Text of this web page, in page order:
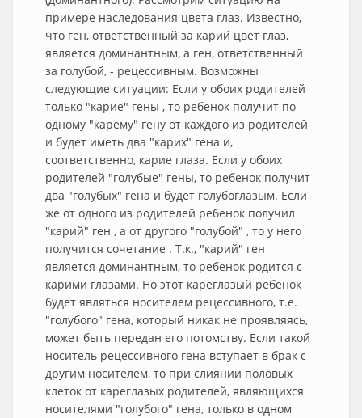
примере наследования цвета глаз. Известно,
что ген, ответственный за карий цвет глаз,
является доминантным, а ген, ответственный
за голубой, - рецессивным. Возможны
следующие ситуации: Если у обоих родителей
только "карие" гены , то ребенок получит по
одному "карему" гену от каждого из родителей
и будет иметь два "карих" гена и,
соответственно, карие глаза. Если у обоих
родителей "голубые" гены, то ребенок получит
два "голубых" гена и будет голубоглазым. Если
же от одного из родителей ребенок получил
"карий" ген , а от другого "голубой" , то у него
получится сочетание . Т.к., "карий" ген
является доминантным, то ребенок родится с
карими глазами. Но этот кареглазый ребенок
будет являться носителем рецессивного, т.е.
"голубого" гена, который никак не проявляясь,
может быть передан его потомству. Если такой
носитель рецессивного гена вступает в брак с
другим носителем, то при слиянии половых
клеток от кареглазых родителей, являющихся
носителями "голубого" гена, только в одном